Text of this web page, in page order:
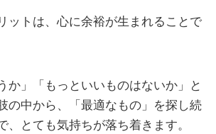
ットは、心に余裕が生まれることで
か」「もっといいものはないか」と
の中から、「最適なもの」を探し続
、とても気持ちが落ち着きます。